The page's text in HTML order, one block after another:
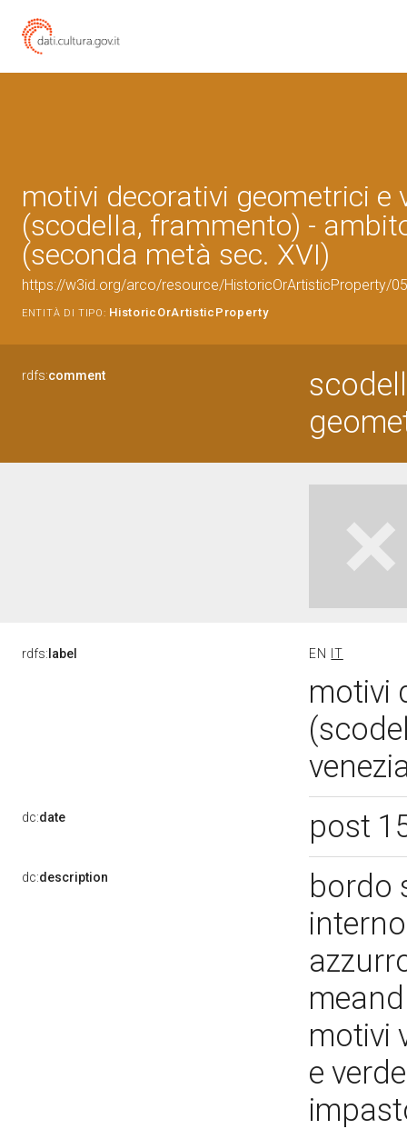
motivi decorativi geometrici e
(scodella, frammento) -
(seconda metà sec. XVI)
https://w3id.org/arco/resource/HistoricOrArtisticProperty/
ENTITÀ DI TIPO: HistoricOrArtisticProperty
rdfs:comment
rdfs: label EN IT
motivi
dc:date post
dc:description
bordo
motivi
e